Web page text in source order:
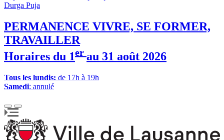
Durga Puja
PERMANENCE VIVRE, SE FORMER,
TRAVAILLER
Horaires du 1er au 31 août 2026
Tous les lundis: de 17h à 19h
Samedi: annulé